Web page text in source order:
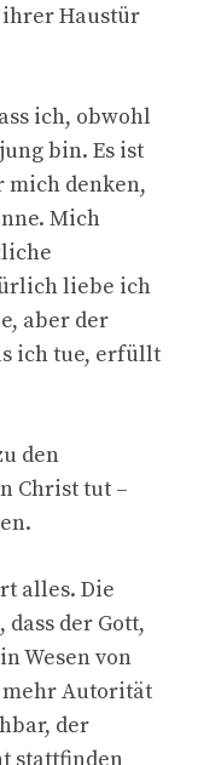
Haustür
ich, obwohl
bin. Es ist
mich denken,
Mich
liebe ich
aber der
ich tue, erfüllt
den
Christ tut –
alles. Die
der Gott,
Wesen von
Autorität
der
stattfinden